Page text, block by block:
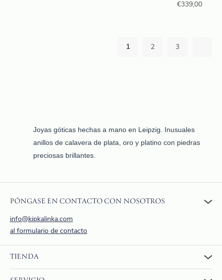
€339,00
1 2 3
Joyas góticas hechas a mano en Leipzig. Inusuales
anillos de calavera de plata, oro y platino con piedras
preciosas brillantes.
PÓNGASE EN CONTACTO CON NOSOTROS
info@kipkalinka.com
al formulario de contacto
TIENDA